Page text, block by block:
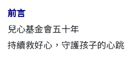
前言
兒心基金會五十年
持續救好心，守護孩子的心跳